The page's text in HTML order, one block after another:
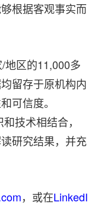
根据客观事实而
地区的11,000多
留存于原机构内
可信度。
技术相结合，
研究结果，并充
，或在LinkedI